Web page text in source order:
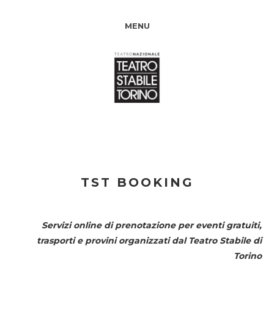
MENU
TST BOOKING
Servizi online di prenotazione per eventi gratuiti,
trasporti e provini organizzati dal Teatro Stabile di
Torino